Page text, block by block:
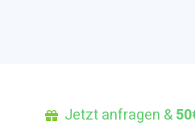
Jetzt anfragen &